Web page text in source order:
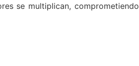
se multiplican, comprometiendo